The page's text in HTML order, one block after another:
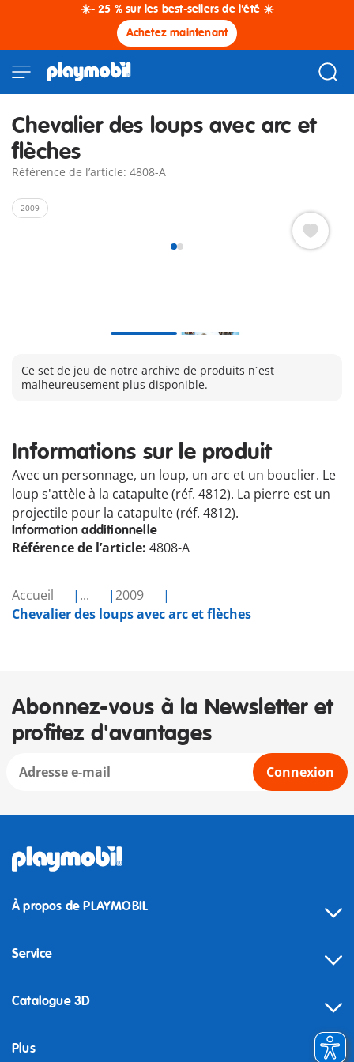
☀️- 25 % sur les best-sellers de l'été ☀️
Achetez maintenant
Accueil ...
2009
Chevalier des loups avec arc et flèches
Chevalier des loups avec arc et
flèches
Référence de l’article: 4808-A
2009
Ce set de jeu de notre archive de produits n´est
malheureusement plus disponible.
Informations sur le produit
Avec un personnage, un loup, un arc et un bouclier. Le
loup s'attèle à la catapulte (réf. 4812). La pierre est un
projectile pour la catapulte (réf. 4812).
Information additionnelle
Référence de l’article: 4808-A
Abonnez-vous à la Newsletter et
profitez d'avantages
Connexion
À propos de PLAYMOBIL
Service
Catalogue 3D
Plus